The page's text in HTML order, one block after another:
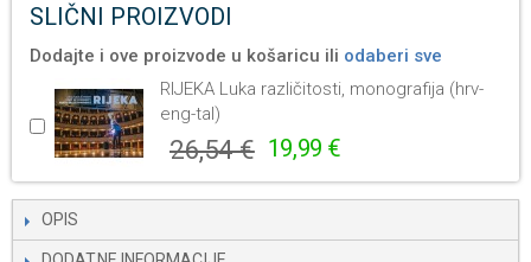
SLIČNI PROIZVODI
Dodajte i ove proizvode u košaricu ili odaberi sve
RIJEKA Luka različitosti, monografija (hrv-
eng-tal)
26,54 € 19,99 €
OPIS